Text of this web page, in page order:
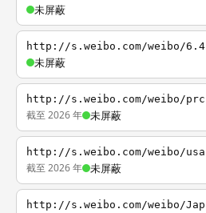
未屏蔽
http://s.weibo.com/weibo/6.4
未屏蔽
http://s.weibo.com/weibo/prc
截至 2026 年 未屏蔽
http://s.weibo.com/weibo/usa
截至 2026 年 未屏蔽
http://s.weibo.com/weibo/Jap